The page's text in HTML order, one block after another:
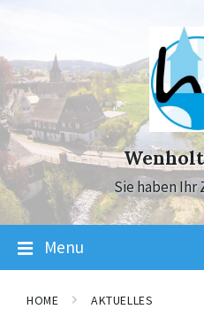
navigation
Sie haben
Menu
HOME AKTUELLES